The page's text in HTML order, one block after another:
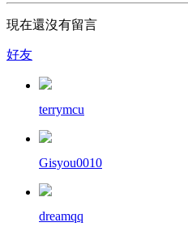
現在還沒有留言
好友
terrymcu
Gisyou0010
dreamqq